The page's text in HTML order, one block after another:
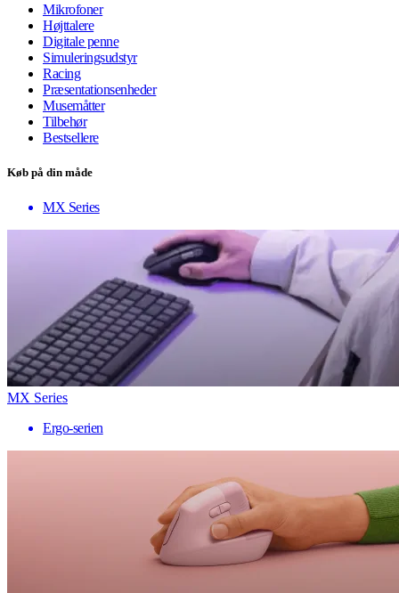
Mikrofoner
Højttalere
Digitale penne
Simuleringsudstyr
Racing
Præsentationsenheder
Musemåtter
Tilbehør
Bestsellere
Køb på din måde
MX Series
MX Series
Ergo-serien